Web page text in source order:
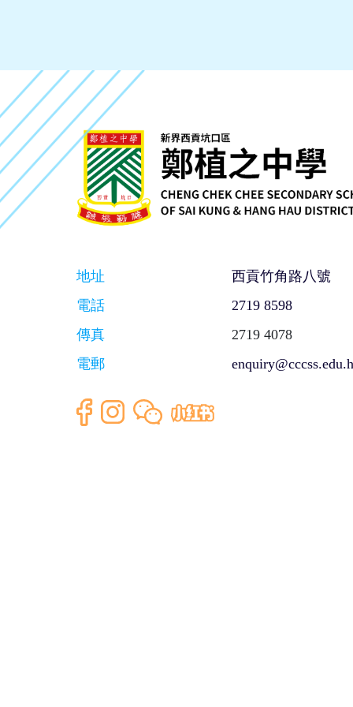
地址
西貢竹角路八號
電話
2719 8598
傳真
2719 4078
電郵